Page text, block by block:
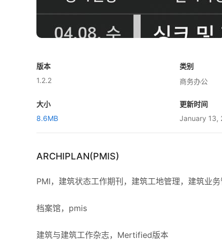
版本
1.2.2
类别
商务办公
大小
8.6MB
更新时间
January 13,
ARCHIPLAN(PMIS)
PMI，建筑状态工作期刊，建筑工地管理，建筑业
档案馆，pmis
建筑与建筑工作杂志，Mertified版本